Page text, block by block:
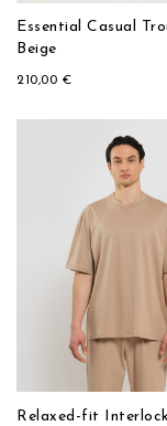
Essential Casual
Beige
210,00 €
Relaxed-fit